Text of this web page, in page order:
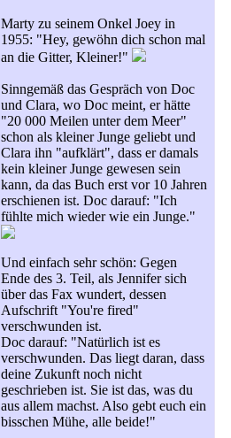
Marty zu seinem Onkel Joey in
1955: "Hey, gewöhn dich schon mal
an die Gitter, Kleiner!"
Sinngemäß das Gespräch von Doc
und Clara, wo Doc meint, er hätte
"20 000 Meilen unter dem Meer"
schon als kleiner Junge geliebt und
Clara ihn "aufklärt", dass er damals
kein kleiner Junge gewesen sein
kann, da das Buch erst vor 10 Jahren
erschienen ist. Doc darauf: "Ich
fühlte mich wieder wie ein Junge."
Und einfach sehr schön: Gegen
Ende des 3. Teil, als Jennifer sich
über das Fax wundert, dessen
Aufschrift "You're fired"
verschwunden ist.
Doc darauf: "Natürlich ist es
verschwunden. Das liegt daran, dass
deine Zukunft noch nicht
geschrieben ist. Sie ist das, was du
aus allem machst. Also gebt euch ein
bisschen Mühe, alle beide!"